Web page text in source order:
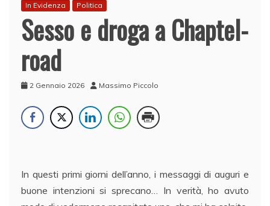
In Evidenza Politica
Sesso e droga a Chaptel-
road
2 Gennaio 2026 Massimo Piccolo
In questi primi giorni dell’anno, i messaggi di auguri e
buone intenzioni si sprecano… In verità, ho avuto